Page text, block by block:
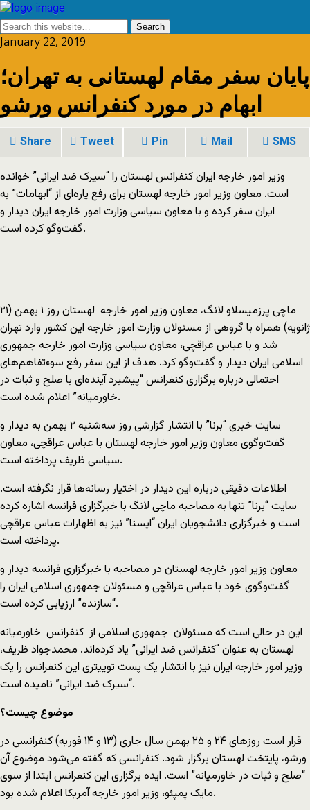
January 22, 2019
پایان سفر مقام لهستانی به تهران؛
ابهام در مورد کنفرانس ورشو
Share Tweet Pin Mail
SMS
وزیر امور خارجه ایران کنفرانس لهستان را “سیرک ضد ایرانی” خوانده
است. معاون وزیر امور خارجه لهستان برای رفع پاره‌ای از “ابهامات” به
ایران سفر کرده و با معاون سیاسی وزارت امور خارجه ایران دیدار و
گفت‌وگو کرده است.
ماچی پرزمیسلاو لانگ، معاون وزیر امور خارجه لهستان روز ۱ بهمن (۲۱
ژانویه) همراه با گروهی از مسئولان وزارت امور خارجه این کشور وارد تهران
شد و با عباس عراقچی، معاون سیاسی وزارت امور خارجه جمهوری
اسلامی ایران دیدار و گفت‌وگو کرد. هدف از این سفر رفع سوءتفاهم‌های
احتمالی درباره برگزاری کنفرانس “پیشبرد آینده‌ای با صلح و ثبات در
خاورمیانه” اعلام شده است.
سایت خبری “برنا” با انتشار گزارشی روز سه‌شنبه ۲ بهمن به دیدار و
گفت‌وگوی معاون وزیر امور خارجه لهستان با عباس عراقچی، معاون
سیاسی ظریف پرداخته است.
اطلاعات دقیقی درباره این دیدار در اختیار رسانه‌ها قرار نگرفته است.
سایت “برنا” تنها به مصاحبه ماچی لانگ با خبرگزاری فرانسه اشاره کرده
است و خبرگزاری دانشجویان ایران “ایسنا” نیز به اظهارات عباس عراقچی
پرداخته است.
معاون وزیر امور خارجه لهستان در مصاحبه با خبرگزاری فرانسه دیدار و
گفت‌وگوی خود با عباس عراقچی و مسئولان جمهوری اسلامی ایران را
“سازنده” ارزیابی کرده است.
این در حالی است که مسئولان جمهوری اسلامی از کنفرانس خاورمیانه
لهستان به عنوان “کنفرانس ضد ایرانی” یاد کرده‌اند. محمدجواد ظریف،
وزیر امور خارجه ایران نیز با انتشار یک پست توییتری این کنفرانس را یک
“سیرک ضد ایرانی” نامیده است.
موضوع چیست؟
قرار است روزهای ۲۴ و ۲۵ بهمن سال جاری (۱۳ و ۱۴ فوریه) کنفرانسی در
ورشو، پایتخت لهستان برگزار شود. کنفرانسی که گفته می‌شود موضوع آن
“صلح و ثبات در خاورمیانه” است. ایده برگزاری این کنفرانس ابتدا از سوی
مایک پمپئو، وزیر امور خارجه آمریکا اعلام شده بود.